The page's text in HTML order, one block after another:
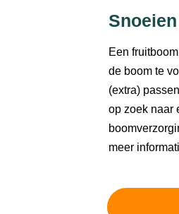
Een
de boom te
(extra)
op zoek naar
meer